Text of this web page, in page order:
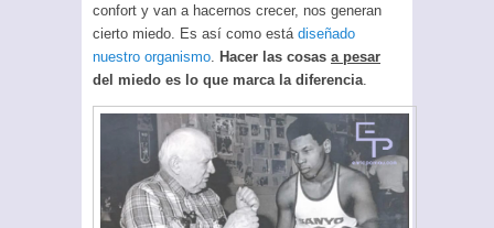
confort y van a hacernos crecer, nos generan
cierto miedo. Es así como está diseñado
nuestro organismo. Hacer las cosas a pesar
del miedo es lo que marca la diferencia.